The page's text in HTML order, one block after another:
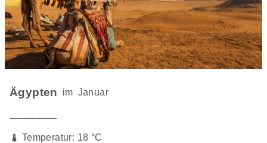
Ägypten im Januar
───────
Temperatur: 18 °C